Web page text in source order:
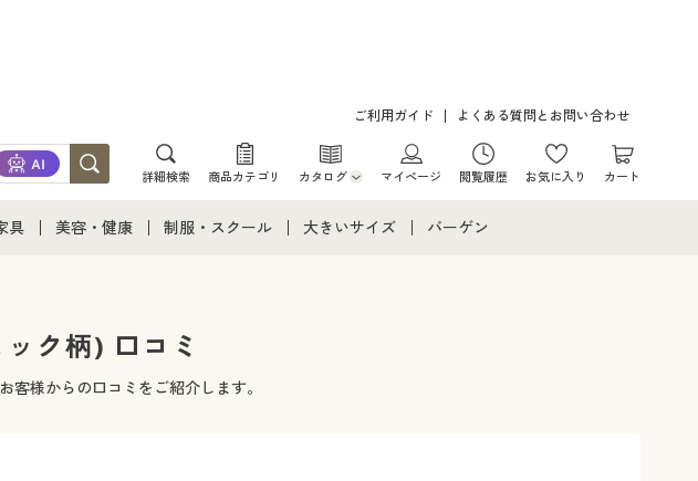
ご利用ガイド よくある質問とお問い合わせ
詳細検索 商品カテゴリ カタログ
カタログ・チラシからのご注文
マイページ 閲覧履歴 お気に入り カート
具
通販すべて
美容・健康
美容・健康・サプリメント
制服・スクール
制服・学生服
ジュニア・ティーンズ下着
大きいサイズ バーゲン
ク柄) 口コミ
様からの口コミをご紹介します。